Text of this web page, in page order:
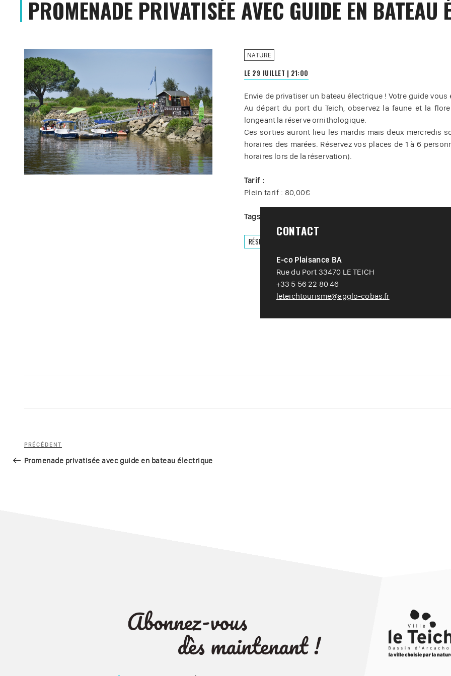
PROMENADE PRIVATISÉE AVEC GUIDE EN BATEAU
NATURE
LE 29 JUILLET | 21:00
Envie de privatiser un bateau électrique ! Votre guide
Au départ du port du Teich, observez la faune et la
longeant la réserve ornithologique.
Ces sorties auront lieu les mardis mais deux mercredis
horaires des marées. Réservez vos places de 1 à 6
horaires lors de la réservation).
Tarif :
Plein tarif : 80,00€
Tags :
RÉSERVER
CONTACT
E-co Plaisance BA
Rue du Port 33470 LE TEICH
+33 5 56 22 80 46
leteichtourisme@agglo-cobas.fr
Navigation
de
Article
précédent
PRÉCÉDENT
Promenade privatisée avec guide en bateau électrique